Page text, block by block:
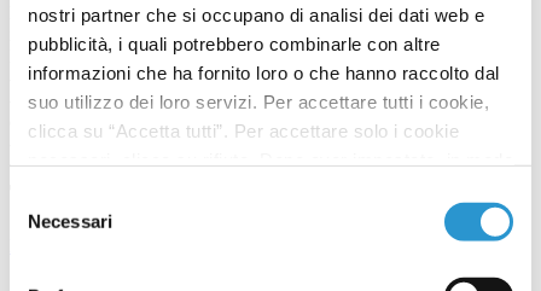
nostri partner che si occupano di analisi dei dati web e
pubblicità, i quali potrebbero combinarle con altre
informazioni che ha fornito loro o che hanno raccolto dal
suo utilizzo dei loro servizi. Per accettare tutti i cookie,
clicca su “Accetta tutti”. Per accettare solo i cookie
clicca su “accetta selezionati” per salvarle.
delNecessari
Microbioma e cancro, una relazione che non può più essere
ignorata.
Le razioni tra microbioma e cancro sono di tre tipi:
- Diagnostica/prognoistica
- Alcuni batteri possono funzionare come marker della risposta
clinica
- Ultima relazione èpotrebbe esserci tra eventi avversi e microbiota